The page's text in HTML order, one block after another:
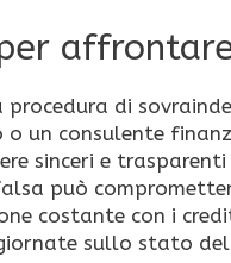
di
un consulente
sinceri e
può
costante con i
sullo stato